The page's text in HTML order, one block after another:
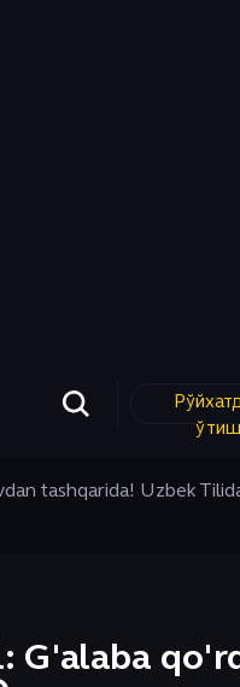
ўтиш
tashqarida! Uzbek
G'alaba